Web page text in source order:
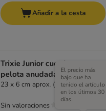
Añadir a la cesta
Trixie Junior cuerda con
pelota anudada para perros
23 x 6 cm aprox. (L x Diam)
El precio más
bajo que ha
tenido el artículo
en los útimos 30
días.
Sin valoraciones